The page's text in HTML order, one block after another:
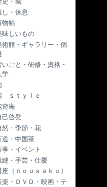
し・休息
物帖
味しいもの
術館・ギャラリー・個
いごと・研修・資格・
学
ｓｔｙｌｅ
遊庵
己啓発
然・季節・花
道・中国茶
事・イベント
縫・手芸・仕覆
座（ｎｏｕｓａｋｕ）
楽・ＤＶＤ・映画・テ